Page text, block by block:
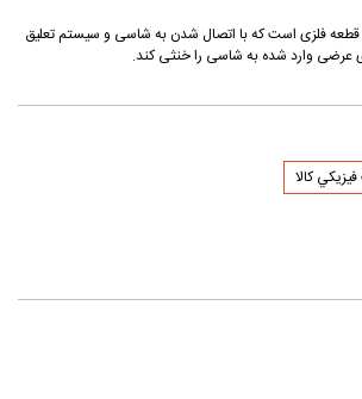
قطعه طبق راست لیفان ۶۲۰ قطعه فلزی است که با اتصال شدن به شاسی و سیستم تعلیق
عرضی وارد شده به شاسی را خنثی کند.
کالا